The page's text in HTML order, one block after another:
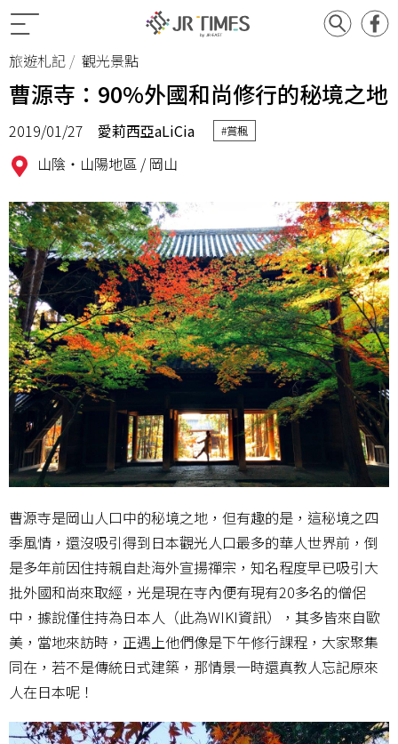
旅遊札記 觀光景點
曹源寺：90%外國和尚修行的秘境之地
2019/01/27 愛莉西亞aLiCia #賞楓
山陰‧山陽地區 / 岡山
曹源寺是岡山人口中的秘境之地，但有趣的是，這秘境之四
季風情，還沒吸引得到日本觀光人口最多的華人世界前，倒
是多年前因住持親自赴海外宣揚禪宗，知名程度早已吸引大
批外國和尚來取經，光是現在寺內便有現有20多名的僧侶
中，據說僅住持為日本人（此為WIKI資訊），其多皆來自歐
美，當地來訪時，正遇上他們像是下午修行課程，大家聚集
同在，若不是傳統日式建築，那情景一時還真教人忘記原來
人在日本呢！